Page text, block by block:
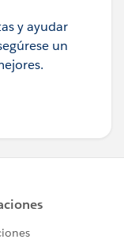
y ayudar
un